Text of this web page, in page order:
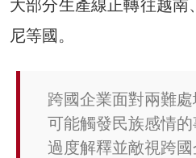
大部分生產線正轉往越南
尼等國。
跨國企業面對兩難
可能觸發民族感情
過度解釋並敵視跨